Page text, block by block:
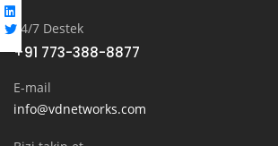
24/7 Destek
+91 773-388-8877
E-mail
info@vdnetworks.com